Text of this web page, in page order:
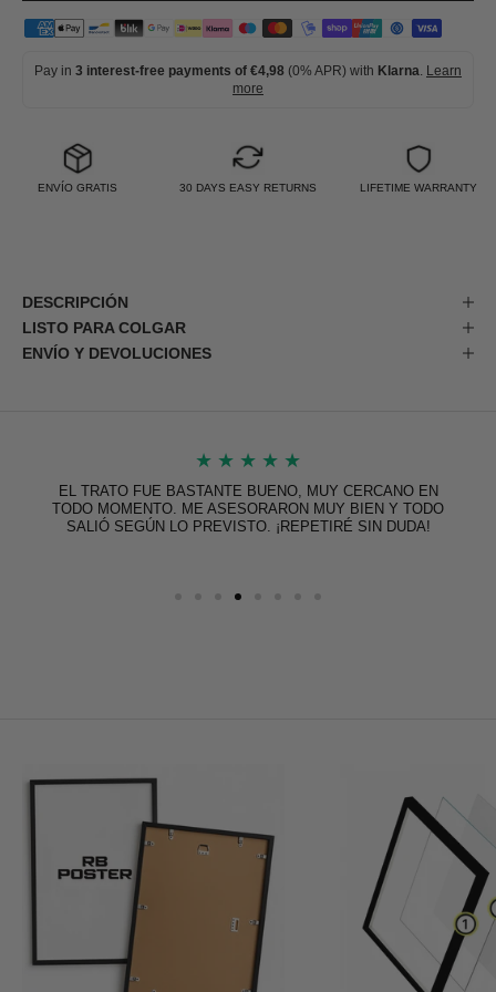
Pay in 3 interest-free payments of €4,98 (0% APR) with Klarna Learn
more
ENVÍO GRATIS 30 DAYS EASY RETURNS LIFETIME WARRANTY
DESCRIPCIÓN
LISTO PARA COLGAR
ENVÍO Y DEVOLUCIONES
★ ★ ★ ★ ★
EL TRATO FUE BASTANTE BUENO, MUY CERCANO EN
TODO MOMENTO. ME ASESORARON MUY BIEN Y TODO
SALIÓ SEGÚN LO PREVISTO. ¡REPETIRÉ SIN DUDA!